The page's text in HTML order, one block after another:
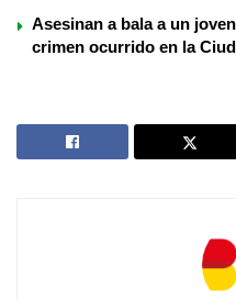
Asesinan a bala a un
crimen ocurrido en la